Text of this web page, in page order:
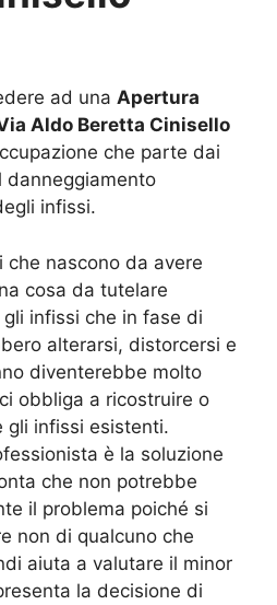
ad una Apertura
Aldo Beretta Cinisello
che parte dai
danneggiamento
infissi.
che nascono da avere
cosa da tutelare
infissi che in fase di
alterarsi, distorcersi e
diventerebbe molto
obbliga a ricostruire o
gli infissi esistenti.
è la soluzione
che non potrebbe
il problema poiché si
non di qualcuno che
aiuta a valutare il minor
la decisione di